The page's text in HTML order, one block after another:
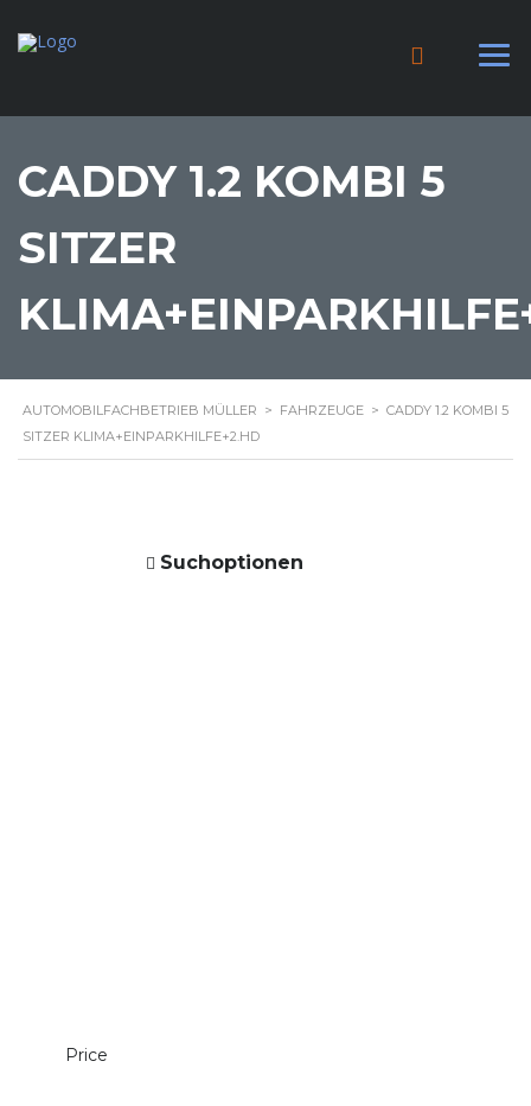
CADDY 1.2 KOMBI 5
SITZER
AUTOMOBILFACHBETRIEB MÜLLER > FAHRZEUGE > CADDY 1.2 KOMBI 5
SITZER KLIMA+EINPARKHILFE+2.HD
Suchoptionen
Price